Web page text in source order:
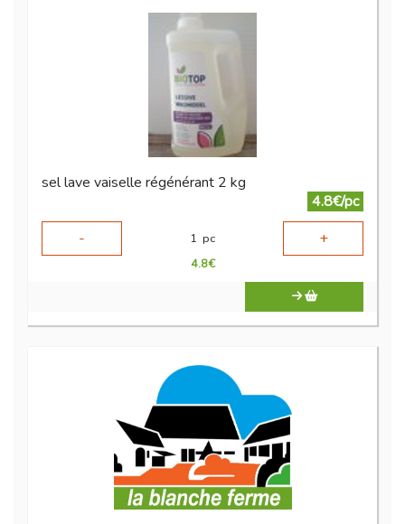
sel lave vaiselle régénérant 2 kg
4.8€/pc
-
1 pc +
4.8€